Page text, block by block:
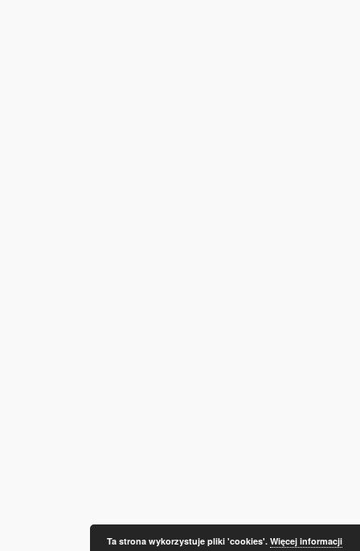
Ta strona wykorzystuje pliki 'cookies'. Więcej informacji